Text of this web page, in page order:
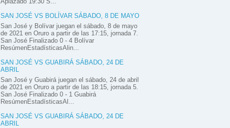
SAN JOSÉ VS BOLÍVAR SÁBADO, 8 DE MAYO
San José y Bolívar juegan el sábado, 8 de mayo
de 2021 en Oruro a partir de las 17:15, jornada 7.
San José Finalizado 0 - 4 Bolívar
ResúmenEstadísticasAlin...
SAN JOSÉ VS GUABIRÁ SÁBADO, 24 DE
ABRIL
San José y Guabirá juegan el sábado, 24 de abril
de 2021 en Oruro a partir de las 18:15, jornada 5.
San José Finalizado 0 - 1 Guabirá
ResúmenEstadísticasAl...
SAN JOSÉ VS GUABIRÁ SÁBADO, 24 DE
ABRIL